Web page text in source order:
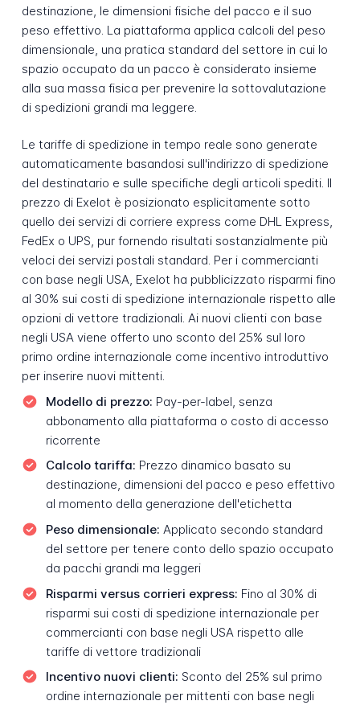
destinazione, le dimensioni fisiche del pacco e il suo
peso effettivo. La piattaforma applica calcoli del peso
dimensionale, una pratica standard del settore in cui lo
spazio occupato da un pacco è considerato insieme
alla sua massa fisica per prevenire la sottovalutazione
di spedizioni grandi ma leggere.
Le tariffe di spedizione in tempo reale sono generate
automaticamente basandosi sull'indirizzo di spedizione
del destinatario e sulle specifiche degli articoli spediti. Il
prezzo di Exelot è posizionato esplicitamente sotto
quello dei servizi di corriere express come DHL Express,
FedEx o UPS, pur fornendo risultati sostanzialmente più
veloci dei servizi postali standard. Per i commercianti
con base negli USA, Exelot ha pubblicizzato risparmi fino
al 30% sui costi di spedizione internazionale rispetto alle
opzioni di vettore tradizionali. Ai nuovi clienti con base
negli USA viene offerto uno sconto del 25% sul loro
primo ordine internazionale come incentivo introduttivo
per inserire nuovi mittenti.
Modello di prezzo: Pay-per-label, senza
abbonamento alla piattaforma o costo di accesso
ricorrente
Calcolo tariffa: Prezzo dinamico basato su
destinazione, dimensioni del pacco e peso effettivo
al momento della generazione dell'etichetta
Peso dimensionale: Applicato secondo standard
del settore per tenere conto dello spazio occupato
da pacchi grandi ma leggeri
Risparmi versus corrieri express: Fino al 30% di
risparmi sui costi di spedizione internazionale per
commercianti con base negli USA rispetto alle
tariffe di vettore tradizionali
Incentivo nuovi clienti: Sconto del 25% sul primo
ordine internazionale per mittenti con base negli